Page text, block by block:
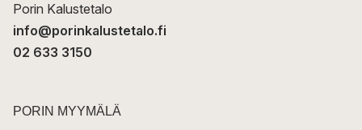
Porin Kalustetalo
info@porinkalustetalo.fi
02 633 3150
PORIN MYYMÄLÄ